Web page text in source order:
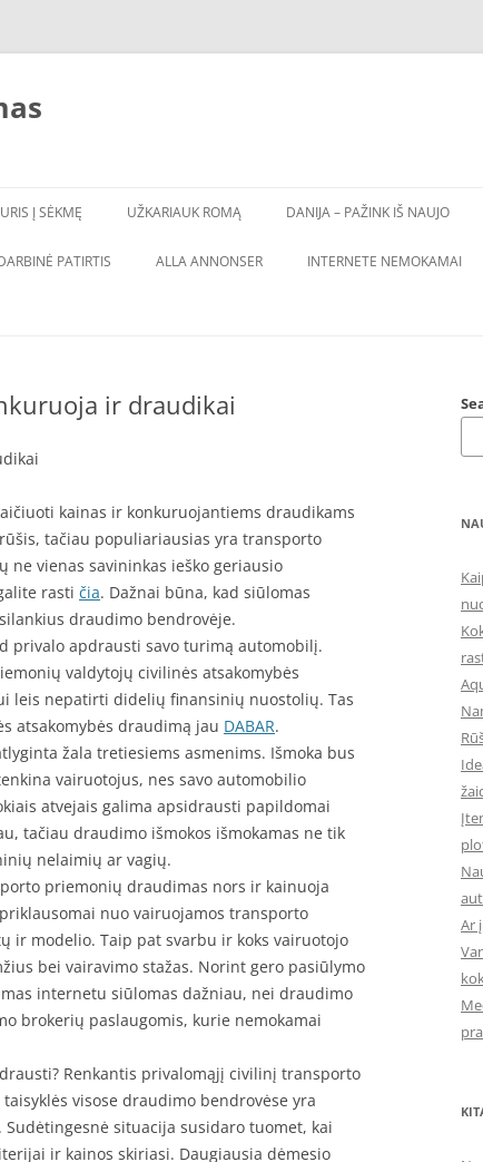
Į SĖKMĘ UŽKARIAUK ROMĄ DANIJA – PAŽINK IŠ NAUJO
PATIRTIS ALLA ANNONSER INTERNETE NEMOKAMAI
ir draudikai
kainas ir konkuruojantiems draudikams
tačiau populiariausias yra transporto
vienas savininkas ieško geriausio
rasti čia. Dažnai būna, kad siūlomas
draudimo bendrovėje.
privalo apdrausti savo turimą automobilį.
valdytojų civilinės atsakomybės
leis nepatirti didelių finansinių nuostolių. Tas
atsakomybės draudimą jau DABAR.
žala tretiesiems asmenims. Išmoka bus
vairuotojus, nes savo automobilio
atvejais galima apsidrausti papildomai
tačiau draudimo išmokos išmokamas ne tik
nelaimių ar vagių.
priemonių draudimas nors ir kainuoja
nuo vairuojamos transporto
ir modelio. Taip pat svarbu ir koks vairuotojo
bei vairavimo stažas. Norint gero pasiūlymo
internetu siūlomas dažniau, nei draudimo
brokerių paslaugomis, kurie nemokamai
Renkantis privalomąjį civilinį transporto
visose draudimo bendrovėse yra
situacija susidaro tuomet, kai
ir kainos skiriasi. Daugiausia dėmesio
Ar